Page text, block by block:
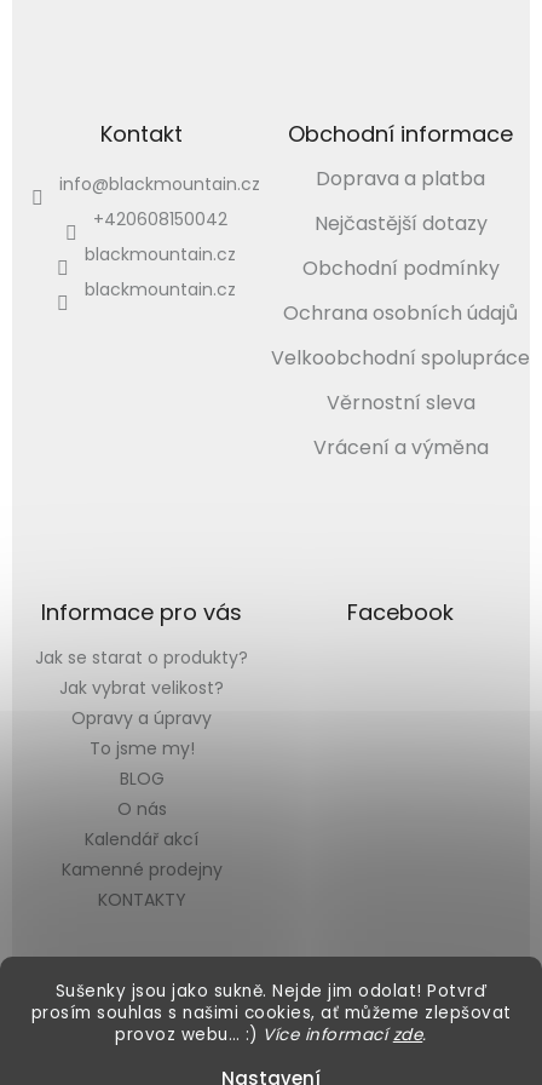
Sušenky jsou jako sukně. Nejde jim odolat! Potvrď
prosím souhlas s našimi cookies, ať můžeme zlepšovat
provoz webu… :) Více informacízde.
Nastavení
Kontakt
info@blackmountain.cz
+420608150042
blackmountain.cz
blackmountain.cz
Obchodní informace
Doprava a platba
Nejčastější dotazy
Obchodní podmínky
Ochrana osobních údajů
Velkoobchodní spolupráce
Věrnostní sleva
Vrácení a výměna
Informace pro vás
Jak se starat o produkty?
Jak vybrat velikost?
Opravy a úpravy
To jsme my!
BLOG
O nás
Kalendář akcí
Kamenné prodejny
KONTAKTY
Facebook
Vytvořil Shoptet &